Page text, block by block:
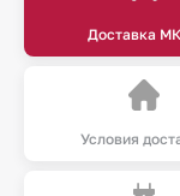
Доставка
Условия